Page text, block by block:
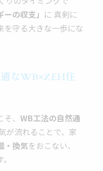
の収支」 に 真剣に
を守る大きな一歩にな
なWB×ZEH住
、 WB工法の自然通
流れることで、家
・換気をおこない、